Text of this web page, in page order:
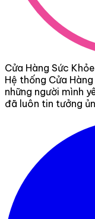
Cửa Hàng Sức Khỏe
Hệ thống Cửa
những người mình
đã luôn tin tưởng